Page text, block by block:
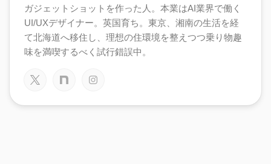
ガジェットショットを作った人。本業はAI業界で働く
UI/UXデザイナー。英国育ち。東京、湘南の生活を経
て北海道へ移住し、理想の住環境を整えつつ乗り物趣
味を満喫するべく試行錯誤中。